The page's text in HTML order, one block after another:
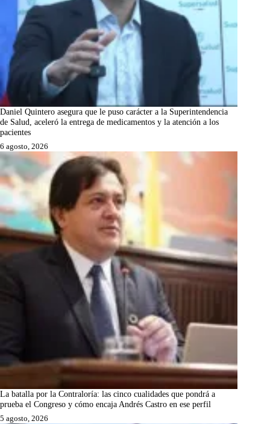
Daniel Quintero asegura que le puso carácter a la Superintendencia
de Salud, aceleró la entrega de medicamentos y la atención a los
pacientes
6 agosto, 2026
La batalla por la Contraloría: las cinco cualidades que pondrá a
prueba el Congreso y cómo encaja Andrés Castro en ese perfil
5 agosto, 2026